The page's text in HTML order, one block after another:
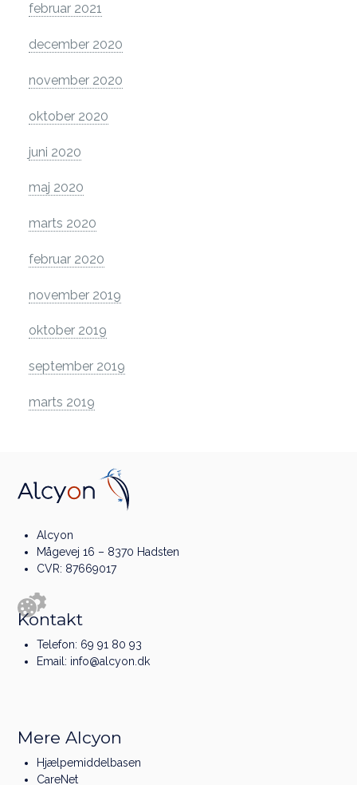
februar 2021
december 2020
november 2020
oktober 2020
juni 2020
maj 2020
marts 2020
februar 2020
november 2019
oktober 2019
september 2019
marts 2019
Alcyon
Mågevej 16 – 8370 Hadsten
CVR: 87669017
Kontakt
Telefon: 69 91 80 93
Email: info@alcyon.dk
Mere Alcyon
Hjælpemiddelbasen
CareNet